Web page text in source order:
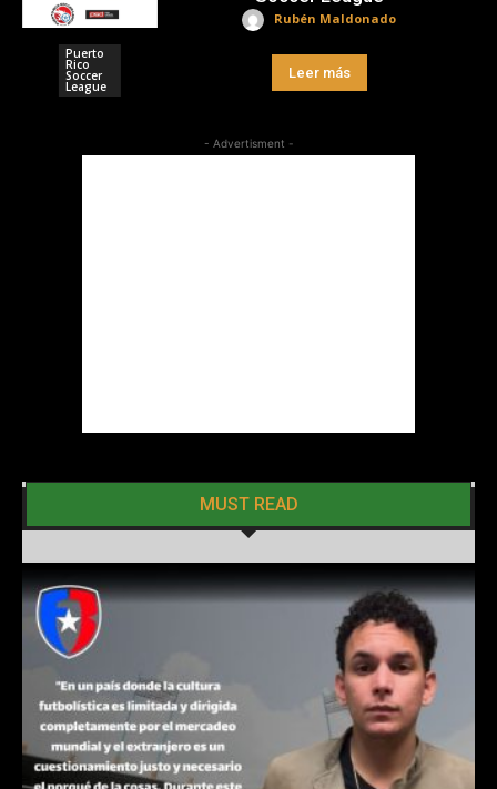
Puerto
Rico
Soccer
League
Rubén Maldonado
Leer más
- Advertisment -
MUST READ